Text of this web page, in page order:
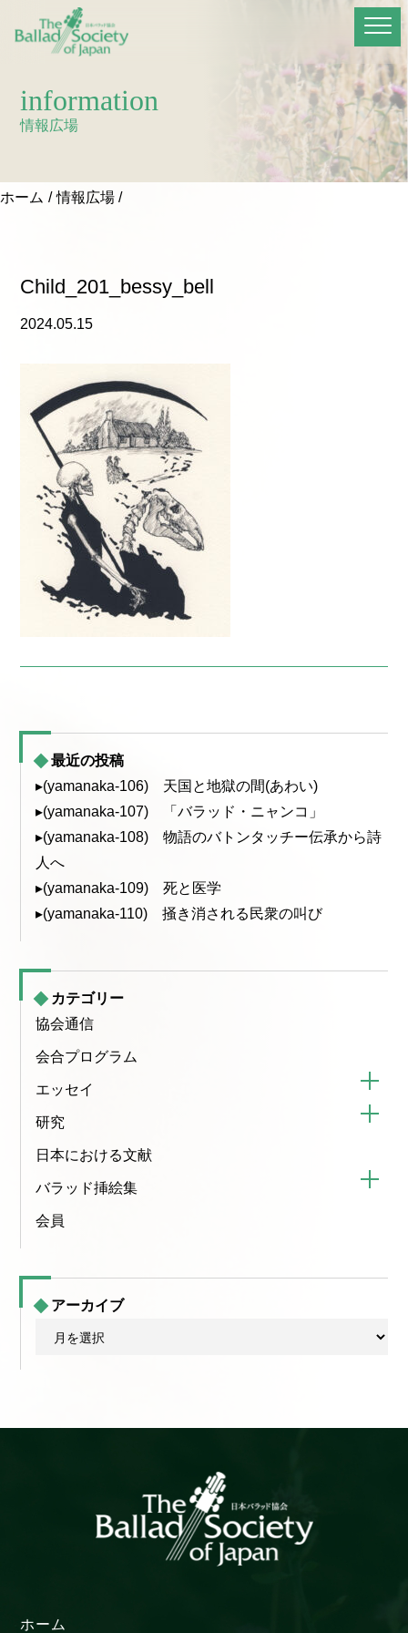
information
情報広場
ホーム 情報広場
Child_201_bessy_bell
2024.05.15
最近の投稿
▸(yamanaka-106) 天国と地獄の間(あわい)
▸(yamanaka-107) 「バラッド・ニャンコ」
▸(yamanaka-108) 物語のバトンタッチー伝承から詩
人へ
▸(yamanaka-109) 死と医学
▸(yamanaka-110) 掻き消される民衆の叫び
カテゴリー
協会通信
会合プログラム
エッセイ
研究
日本における文献
バラッド挿絵集
会員
アーカイブ
ブ
ホーム